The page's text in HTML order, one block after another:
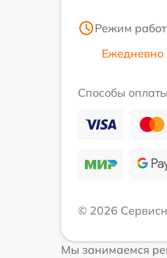
Режим
Ежедневно
Способы оплаты
© 2026
Мы занимаемся